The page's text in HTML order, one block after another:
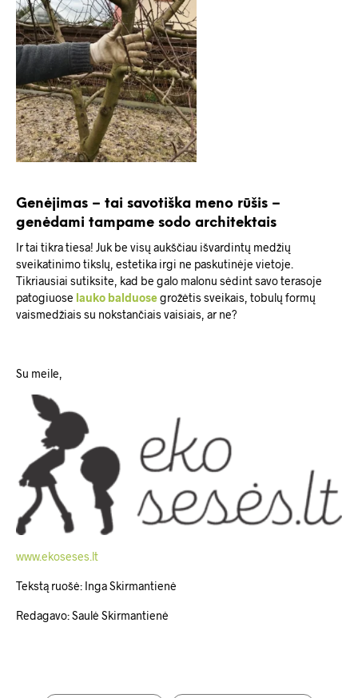
Genėjimas – tai savotiška meno rūšis –
genėdami tampame sodo architektais
Ir tai tikra tiesa! Juk be visų aukščiau išvardintų medžių
sveikatinimo tikslų, estetika irgi ne paskutinėje vietoje.
Tikriausiai sutiksite, kad be galo malonu sėdint savo terasoje
patogiuose lauko balduosegrožėtis sveikais, tobulų formų
vaismedžiais su nokstančiais vaisiais, ar ne?
Su meile,
www.ekoseses.lt
Tekstą ruošė: Inga Skirmantienė
Redagavo: Saulė Skirmantienė­­­­­­­­­­­­­